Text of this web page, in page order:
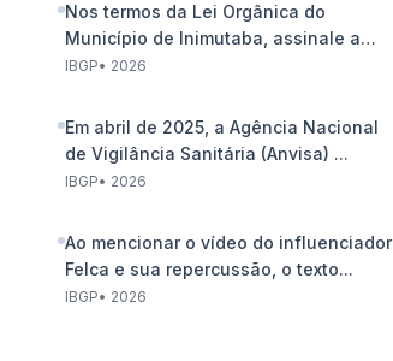
Nos termos da Lei Orgânica do
Município de Inimutaba, assinale a
alter...
IBGP• 2026
Em abril de 2025, a Agência Nacional
de Vigilância Sanitária (Anvisa) ...
IBGP• 2026
Ao mencionar o vídeo do influenciador
Felca e sua repercussão, o texto...
IBGP• 2026